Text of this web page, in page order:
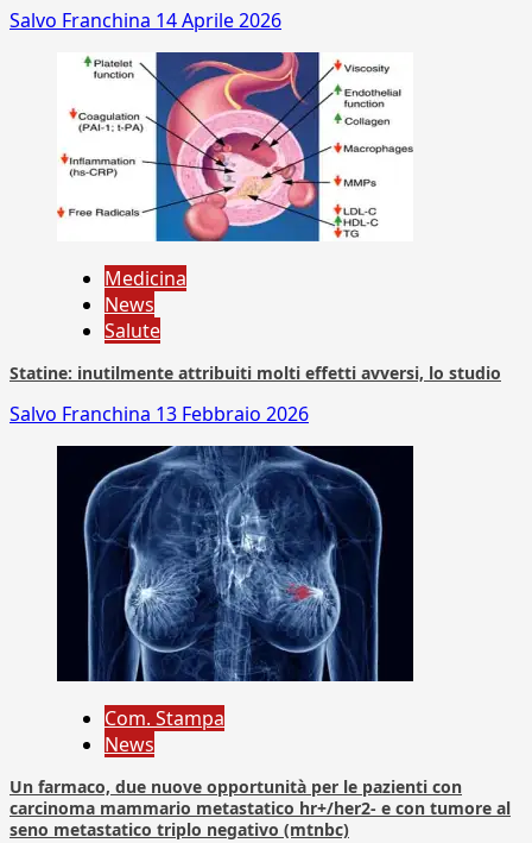
Salvo Franchina 14 Aprile 2026
Medicina
News
Salute
Statine: inutilmente attribuiti molti effetti avversi, lo studio
Salvo Franchina 13 Febbraio 2026
Com. Stampa
News
Un farmaco, due nuove opportunità per le pazienti con
carcinoma mammario metastatico hr+/her2- e con tumore al
seno metastatico triplo negativo (mtnbc)